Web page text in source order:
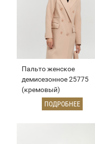
Пальто женское
демисезонное 25775
(кремовый)
ПОДРОБНЕЕ